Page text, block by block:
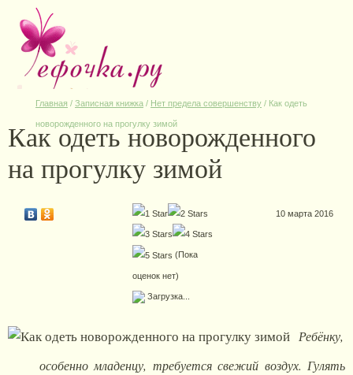
Главная / Записная книжка / Нет предела совершенству / Как одеть
новорожденного на прогулку зимой
Как одеть новорожденного
на прогулку зимой
(Пока
оценок нет)
Загрузка...
10 марта 2016
Ребёнку,
особенно младенцу, требуется свежий воздух. Гулять